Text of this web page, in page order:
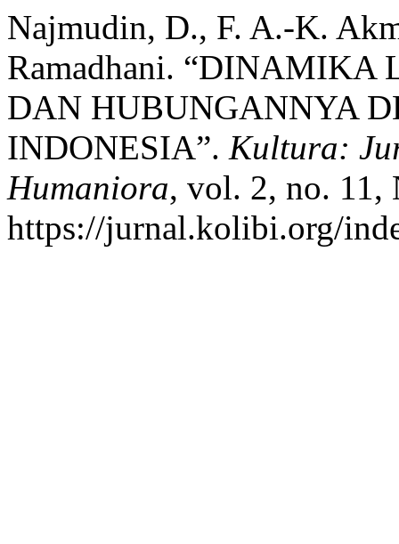
Najmudin, D., F. A.-K.
Ramadhani. “DINAMIKA
DAN HUBUNGANNYA
INDONESIA”. Kultura:
Humaniora, vol. 2, no. 11,
https://jurnal.kolibi.org/